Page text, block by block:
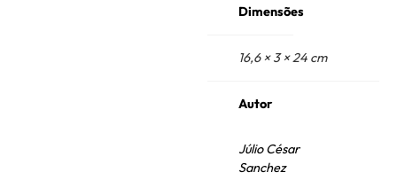
Dimensões
16,6 × 3 × 24 cm
Autor
Júlio César
Sanchez